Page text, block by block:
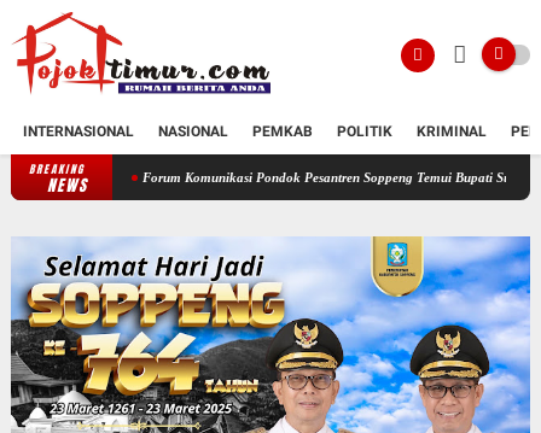
INTERNASIONAL NASIONAL PEMKAB POLITIK KRIMINAL
BREAKING
NEWS
Forum Komunikasi Pondok Pesantren Soppeng Temui Bupati Suwardi Haseng